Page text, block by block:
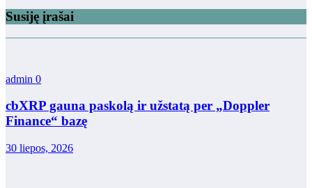
Susiję įrašai
admin 0
cbXRP gauna paskolą ir užstatą per „Doppler
Finance“ bazę
30 liepos, 2026